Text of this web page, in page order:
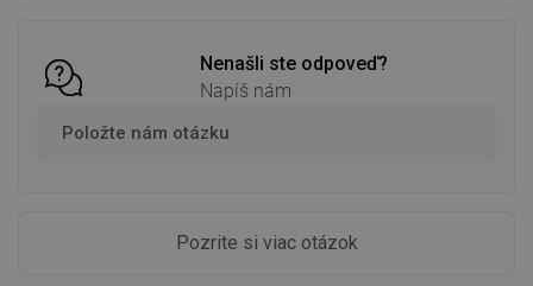
Nenašli ste odpoveď?
Napíš nám
Položte nám otázku
Pozrite si viac otázok